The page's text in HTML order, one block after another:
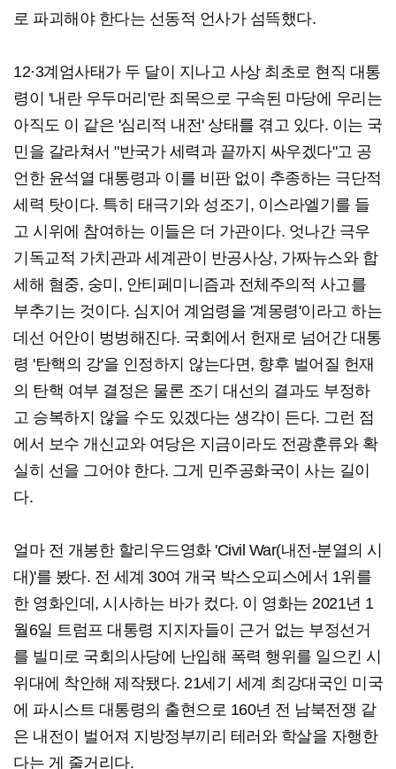
로 파괴해야 한다는 선동적 언사가 섬뜩했다.
12·3계엄사태가 두 달이 지나고 사상 최초로 현직 대통
령이 '내란 우두머리'란 죄목으로 구속된 마당에 우리는
아직도 이 같은 '심리적 내전' 상태를 겪고 있다. 이는 국
민을 갈라쳐서 "반국가 세력과 끝까지 싸우겠다"고 공
언한 윤석열 대통령과 이를 비판 없이 추종하는 극단적
세력 탓이다. 특히 태극기와 성조기, 이스라엘기를 들
고 시위에 참여하는 이들은 더 가관이다. 엇나간 극우
기독교적 가치관과 세계관이 반공사상, 가짜뉴스와 합
세해 혐중, 숭미, 안티페미니즘과 전체주의적 사고를
부추기는 것이다. 심지어 계엄령을 '계몽령'이라고 하는
데선 어안이 벙벙해진다. 국회에서 헌재로 넘어간 대통
령 '탄핵의 강'을 인정하지 않는다면, 향후 벌어질 헌재
의 탄핵 여부 결정은 물론 조기 대선의 결과도 부정하
고 승복하지 않을 수도 있겠다는 생각이 든다. 그런 점
에서 보수 개신교와 여당은 지금이라도 전광훈류와 확
실히 선을 그어야 한다. 그게 민주공화국이 사는 길이
다.
얼마 전 개봉한 할리우드영화 'Civil War(내전-분열의 시
대)'를 봤다. 전 세계 30여 개국 박스오피스에서 1위를
한 영화인데, 시사하는 바가 컸다. 이 영화는 2021년 1
월6일 트럼프 대통령 지지자들이 근거 없는 부정선거
를 빌미로 국회의사당에 난입해 폭력 행위를 일으킨 시
위대에 착안해 제작됐다. 21세기 세계 최강대국인 미국
에 파시스트 대통령의 출현으로 160년 전 남북전쟁 같
은 내전이 벌어져 지방정부끼리 테러와 학살을 자행한
다는 게 줄거리다.